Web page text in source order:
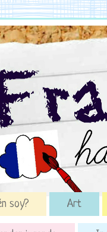
soy? Art